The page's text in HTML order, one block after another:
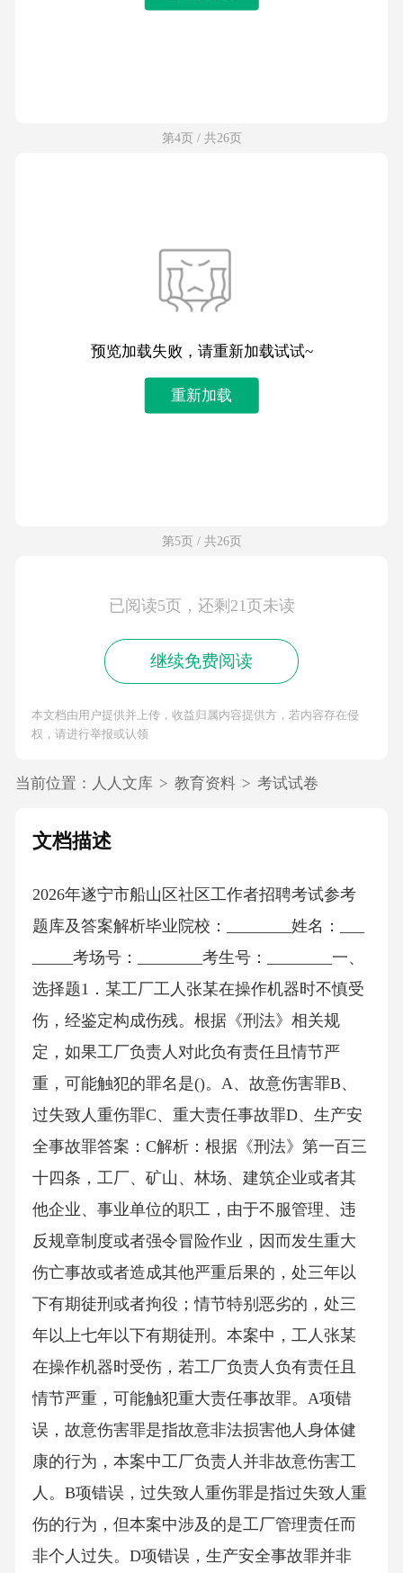
第4页 / 共26页
预览加载失败，请重新加载试试~
重新加载
第5页 / 共26页
已阅读5页，还剩21页未读
继续免费阅读
本文档由用户提供并上传，收益归属内容提供方，若内容存在侵
权，请进行举报或认领
当前位置： 人人文库 > 教育资料 > 考试试卷
文档描述
2026年遂宁市船山区社区工作者招聘考试参考
题库及答案解析毕业院校：________姓名：___
_____考场号：________考生号：________一、
选择题1．某工厂工人张某在操作机器时不慎受
伤，经鉴定构成伤残。根据《刑法》相关规
定，如果工厂负责人对此负有责任且情节严
重，可能触犯的罪名是()。A、故意伤害罪B、
过失致人重伤罪C、重大责任事故罪D、生产安
全事故罪答案：C解析：根据《刑法》第一百三
十四条，工厂、矿山、林场、建筑企业或者其
他企业、事业单位的职工，由于不服管理、违
反规章制度或者强令冒险作业，因而发生重大
伤亡事故或者造成其他严重后果的，处三年以
下有期徒刑或者拘役；情节特别恶劣的，处三
年以上七年以下有期徒刑。本案中，工人张某
在操作机器时受伤，若工厂负责人负有责任且
情节严重，可能触犯重大责任事故罪。A项错
误，故意伤害罪是指故意非法损害他人身体健
康的行为，本案中工厂负责人并非故意伤害工
人。B项错误，过失致人重伤罪是指过失致人重
伤的行为，但本案中涉及的是工厂管理责任而
非个人过失。D项错误，生产安全事故罪并非